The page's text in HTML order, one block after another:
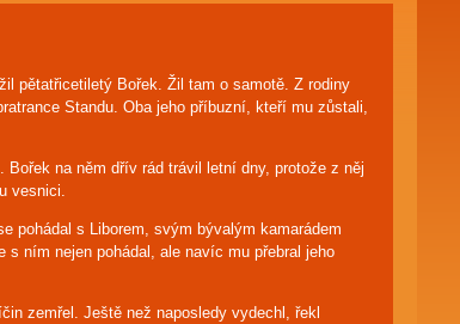
pětatřicetiletý Bořek. Žil tam o samotě. Z rodiny
Standu. Oba jeho příbuzní, kteří mu zůstali,
na něm dřív rád trávil letní dny, protože z něj
vesnici.
pohádal s Liborem, svým bývalým kamarádem
ním nejen pohádal, ale navíc mu přebral jeho
zemřel. Ještě než naposledy vydechl, řekl